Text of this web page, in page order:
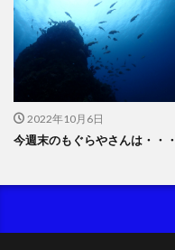
2022年10月6日
今週末のもぐらやさんは・・・